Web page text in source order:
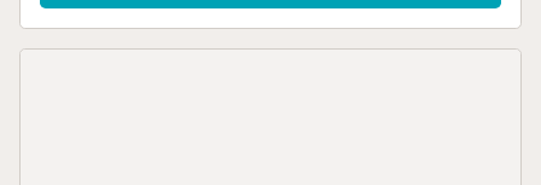
chiens sont les bienvenus ! Possibilité de réserver un siège